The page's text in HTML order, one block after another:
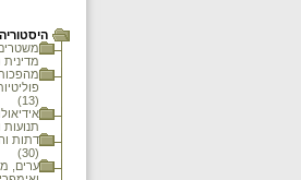
היסטוריה
מדינית
(13)
תנועות
דתות
(30)
ערים,